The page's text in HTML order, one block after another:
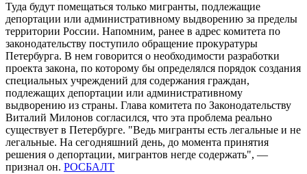
Туда будут помещаться только мигранты, подлежащие
депортации или административному выдворению за пределы
территории России. Напомним, ранее в адрес комитета по
законодательству поступило обращение прокуратуры
Петербурга. В нем говорится о необходимости разработки
проекта закона, по которому бы определялся порядок создания
специальных учреждений для содержания граждан,
подлежащих депортации или административному
выдворению из страны. Глава комитета по Законодательству
Виталий Милонов согласился, что эта проблема реально
существует в Петербурге. "Ведь мигранты есть легальные и не
легальные. На сегодняшний день, до момента принятия
решения о депортации, мигрантов негде содержать", —
признал он. РОСБАЛТ